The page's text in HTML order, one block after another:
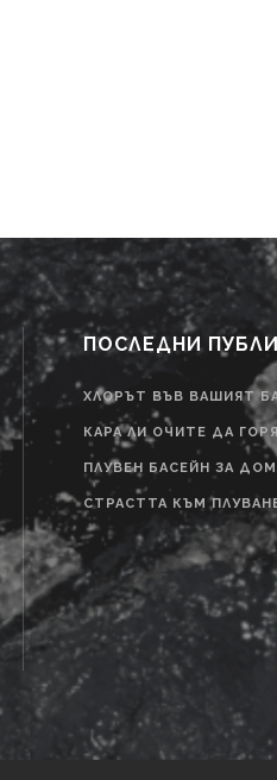
ПОСЛЕДНИ
ХЛОРЪТ ВЪВ ВАШИЯТ
КАРА ЛИ ОЧИТЕ ДА
ПЛУВЕН БАСЕЙН ЗА
СТРАСТТА КЪМ